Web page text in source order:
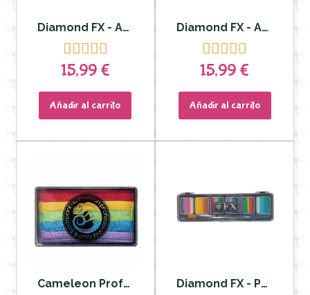
Diamond FX - Aquacolor Split Cake para Rostro y Cuerpo Black Out DFXRS50-37
    
15,99 €
Añadir al carrito
Diamond FX - Aquacolor Split Cake para Rostro y Cuerpo Dragon Fly DFXRS50-85
    
15,99 €
Añadir al carrito
Cameleon Profesional Bodypaint - Aguacolor Split Cake para Rostro y Cuerpo Birthday Diamond FX - Paleta 6 colores Split Cakes 6 g Sparkle